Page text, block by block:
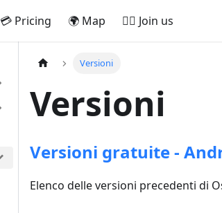
💳 Pricing 🌍 Map 🚵‍♂️ Join us
Versioni
Versioni
Versioni gratuite -
Elenco delle versioni precedenti di